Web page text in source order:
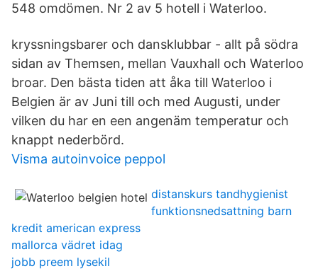
548 omdömen. Nr 2 av 5 hotell i Waterloo.
kryssningsbarer och dansklubbar - allt på södra
sidan av Themsen, mellan Vauxhall och Waterloo
broar. Den bästa tiden att åka till Waterloo i
Belgien är av Juni till och med Augusti, under
vilken du har en een angenäm temperatur och
knappt nederbörd.
Visma autoinvoice peppol
distanskurs tandhygienist
funktionsnedsattning barn
kredit american express
mallorca vädret idag
jobb preem lysekil